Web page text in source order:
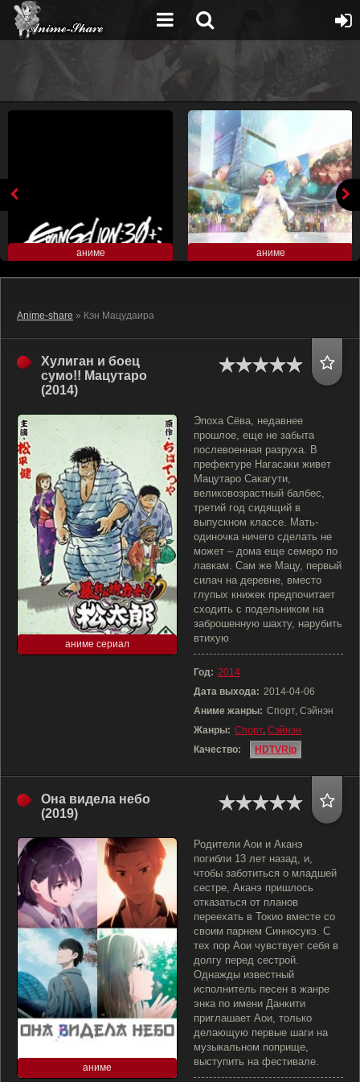
аниме аниме
Anime-share » Кэн Мацудаира
Хулиган и боец
сумо!! Мацутаро
(2014)
аниме сериал
Эпоха Сёва, недавнее
прошлое, еще не забыта
послевоенная разруха. В
префектуре Нагасаки живет
Мацутаро Сакагути,
великовозрастный балбес,
третий год сидящий в
выпускном классе. Мать-
одиночка ничего сделать не
может – дома еще семеро по
лавкам. Сам же Мацу, первый
силач на деревне, вместо
глупых книжек предпочитает
сходить с подельником на
заброшенную шахту, нарубить
втихую
Год: 2014
Дата выхода: 2014-04-06
Аниме жанры: Спорт, Сэйнэн
Жанры: Спорт, Сэйнэн
Качество:
HDTVRip
Она видела небо
(2019)
аниме
Родители Аои и Аканэ
погибли 13 лет назад, и,
чтобы заботиться о младшей
сестре, Аканэ пришлось
отказаться от планов
переехать в Токио вместе со
своим парнем Синносукэ. С
тех пор Аои чувствует себя в
долгу перед сестрой.
Однажды известный
исполнитель песен в жанре
энка по имени Данкити
приглашает Аои, только
делающую первые шаги на
музыкальном поприще,
выступить на фестивале.